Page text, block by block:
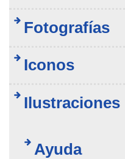
Fotografías
Iconos
Ilustraciones
Ayuda